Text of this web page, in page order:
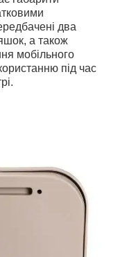
два
а також
мобільного
під час